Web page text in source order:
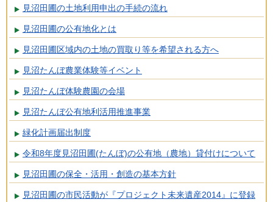
見沼田圃の土地利用申出の手続の流れ
見沼田圃の公有地化とは
見沼田圃区域内の土地の買取り等を希望される方へ
見沼たんぼ農業体験等イベント
見沼たんぼ体験農園の会場
見沼たんぼ公有地利活用推進事業
緑化計画届出制度
令和8年度見沼田圃(たんぼ)の公有地（農地）貸付けについて
見沼田圃の保全・活用・創造の基本方針
見沼田圃の市民活動が『プロジェクト未来遺産2014』に登録